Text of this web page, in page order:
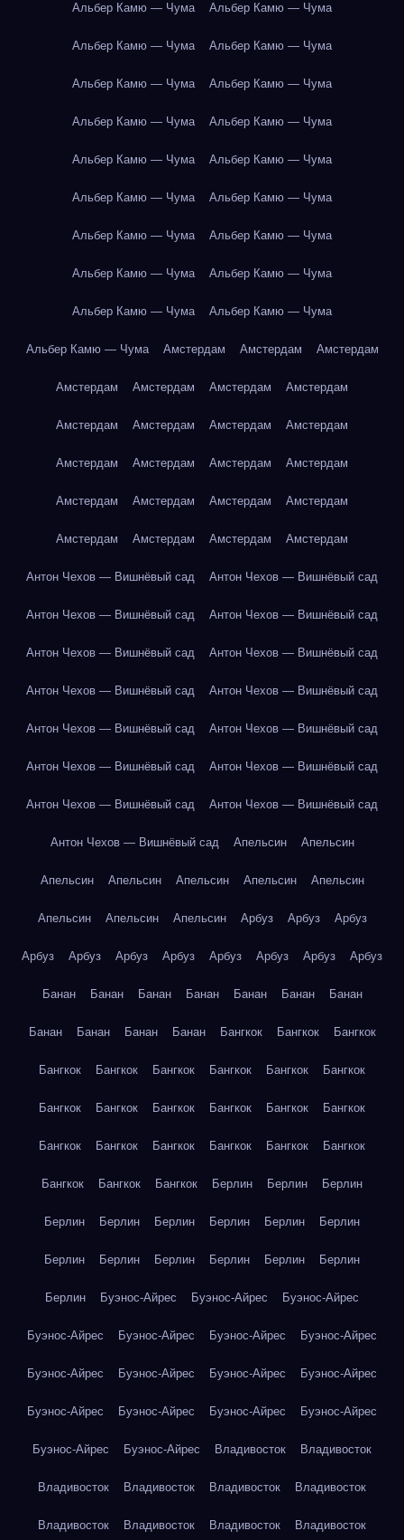
Альбер Камю — Чума Альбер Камю — Чума
Альбер Камю — Чума Альбер Камю — Чума
Альбер Камю — Чума Альбер Камю — Чума
Альбер Камю — Чума Альбер Камю — Чума
Альбер Камю — Чума Альбер Камю — Чума
Альбер Камю — Чума Альбер Камю — Чума
Альбер Камю — Чума Альбер Камю — Чума
Альбер Камю — Чума Альбер Камю — Чума
Альбер Камю — Чума Альбер Камю — Чума
Альбер Камю — Чума Амстердам Амстердам Амстердам
Амстердам Амстердам Амстердам Амстердам
Амстердам Амстердам Амстердам Амстердам
Амстердам Амстердам Амстердам Амстердам
Амстердам Амстердам Амстердам Амстердам
Амстердам Амстердам Амстердам Амстердам
Антон Чехов — Вишнёвый сад Антон Чехов — Вишнёвый сад
Антон Чехов — Вишнёвый сад Антон Чехов — Вишнёвый сад
Антон Чехов — Вишнёвый сад Антон Чехов — Вишнёвый сад
Антон Чехов — Вишнёвый сад Антон Чехов — Вишнёвый сад
Антон Чехов — Вишнёвый сад Антон Чехов — Вишнёвый сад
Антон Чехов — Вишнёвый сад Антон Чехов — Вишнёвый сад
Антон Чехов — Вишнёвый сад Антон Чехов — Вишнёвый сад
Антон Чехов — Вишнёвый сад Апельсин Апельсин
Апельсин Апельсин Апельсин Апельсин Апельсин
Апельсин Апельсин Апельсин Арбуз Арбуз Арбуз
Арбуз Арбуз Арбуз Арбуз Арбуз Арбуз Арбуз Арбуз
Банан Банан Банан Банан Банан Банан Банан
Банан Банан Банан Банан Бангкок Бангкок Бангкок
Бангкок Бангкок Бангкок Бангкок Бангкок Бангкок
Бангкок Бангкок Бангкок Бангкок Бангкок Бангкок
Бангкок Бангкок Бангкок Бангкок Бангкок Бангкок
Бангкок Бангкок Бангкок Берлин Берлин Берлин
Берлин Берлин Берлин Берлин Берлин Берлин
Берлин Берлин Берлин Берлин Берлин Берлин
Берлин Буэнос-Айрес Буэнос-Айрес Буэнос-Айрес
Буэнос-Айрес Буэнос-Айрес Буэнос-Айрес Буэнос-Айрес
Буэнос-Айрес Буэнос-Айрес Буэнос-Айрес Буэнос-Айрес
Буэнос-Айрес Буэнос-Айрес Буэнос-Айрес Буэнос-Айрес
Буэнос-Айрес Буэнос-Айрес Владивосток Владивосток
Владивосток Владивосток Владивосток Владивосток
Владивосток Владивосток Владивосток Владивосток